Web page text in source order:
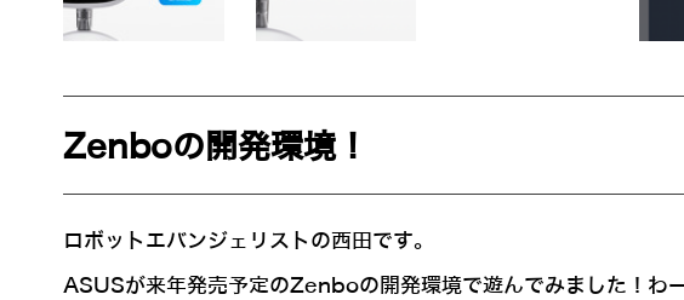
Zenboの開発環境！
ロボットエバンジェリストの西田です。
ASUSが来年発売予定のZenboの開発環境で遊んでみました！わ